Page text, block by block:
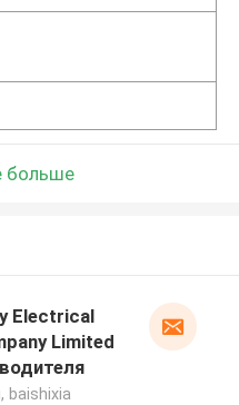
больше
Electrical
Limited
baishixia